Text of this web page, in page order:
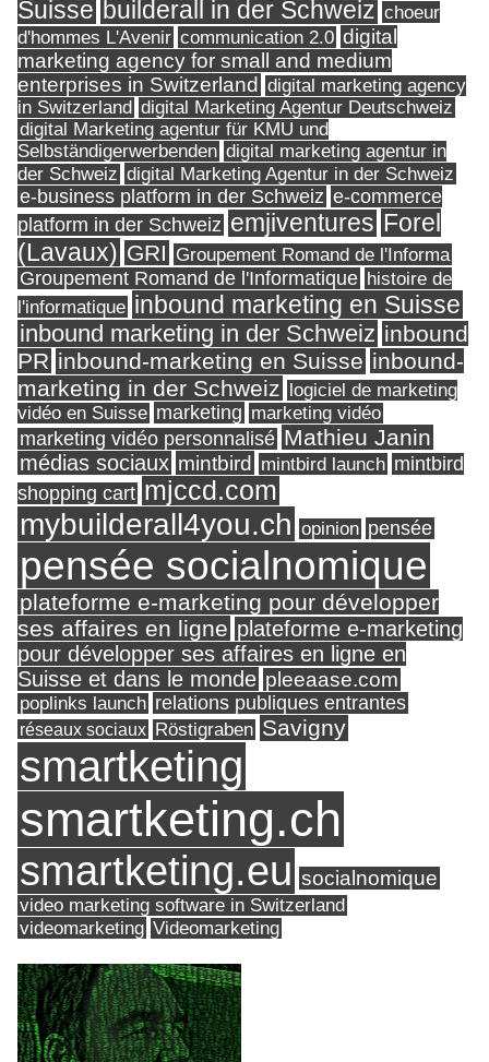
Suisse builderall in der Schweiz choeur
d'hommes L'Avenir communication 2.0 digital
marketing agency for small and medium
enterprises in Switzerland digital marketing agency
in Switzerland digital Marketing Agentur Deutschweiz
digital Marketing agentur für KMU und
Selbständigerwerbenden digital marketing agentur in
der Schweiz digital Marketing Agentur in der Schweiz
e-business platform in der Schweiz e-commerce
platform in der Schweiz emjiventures Forel
(Lavaux) GRI Groupement Romand de l'Informa
Groupement Romand de l'Informatique histoire de
l'informatique inbound marketing en Suisse
inbound marketing in der Schweiz inbound
PR inbound-marketing en Suisse inbound-
marketing in der Schweiz logiciel de marketing
vidéo en Suisse marketing marketing vidéo
marketing vidéo personnalisé Mathieu Janin
médias sociaux mintbird mintbird launch mintbird
shopping cart mjccd.com
mybuilderall4you.ch opinion pensée
pensée socialnomique
plateforme e-marketing pour développer
ses affaires en ligne plateforme e-marketing
pour développer ses affaires en ligne en
Suisse et dans le monde pleeaase.com
poplinks launch relations publiques entrantes
réseaux sociaux Röstigraben Savigny
smartketing
smartketing.ch
smartketing.eu socialnomique
video marketing software in Switzerland
videomarketing Videomarketing